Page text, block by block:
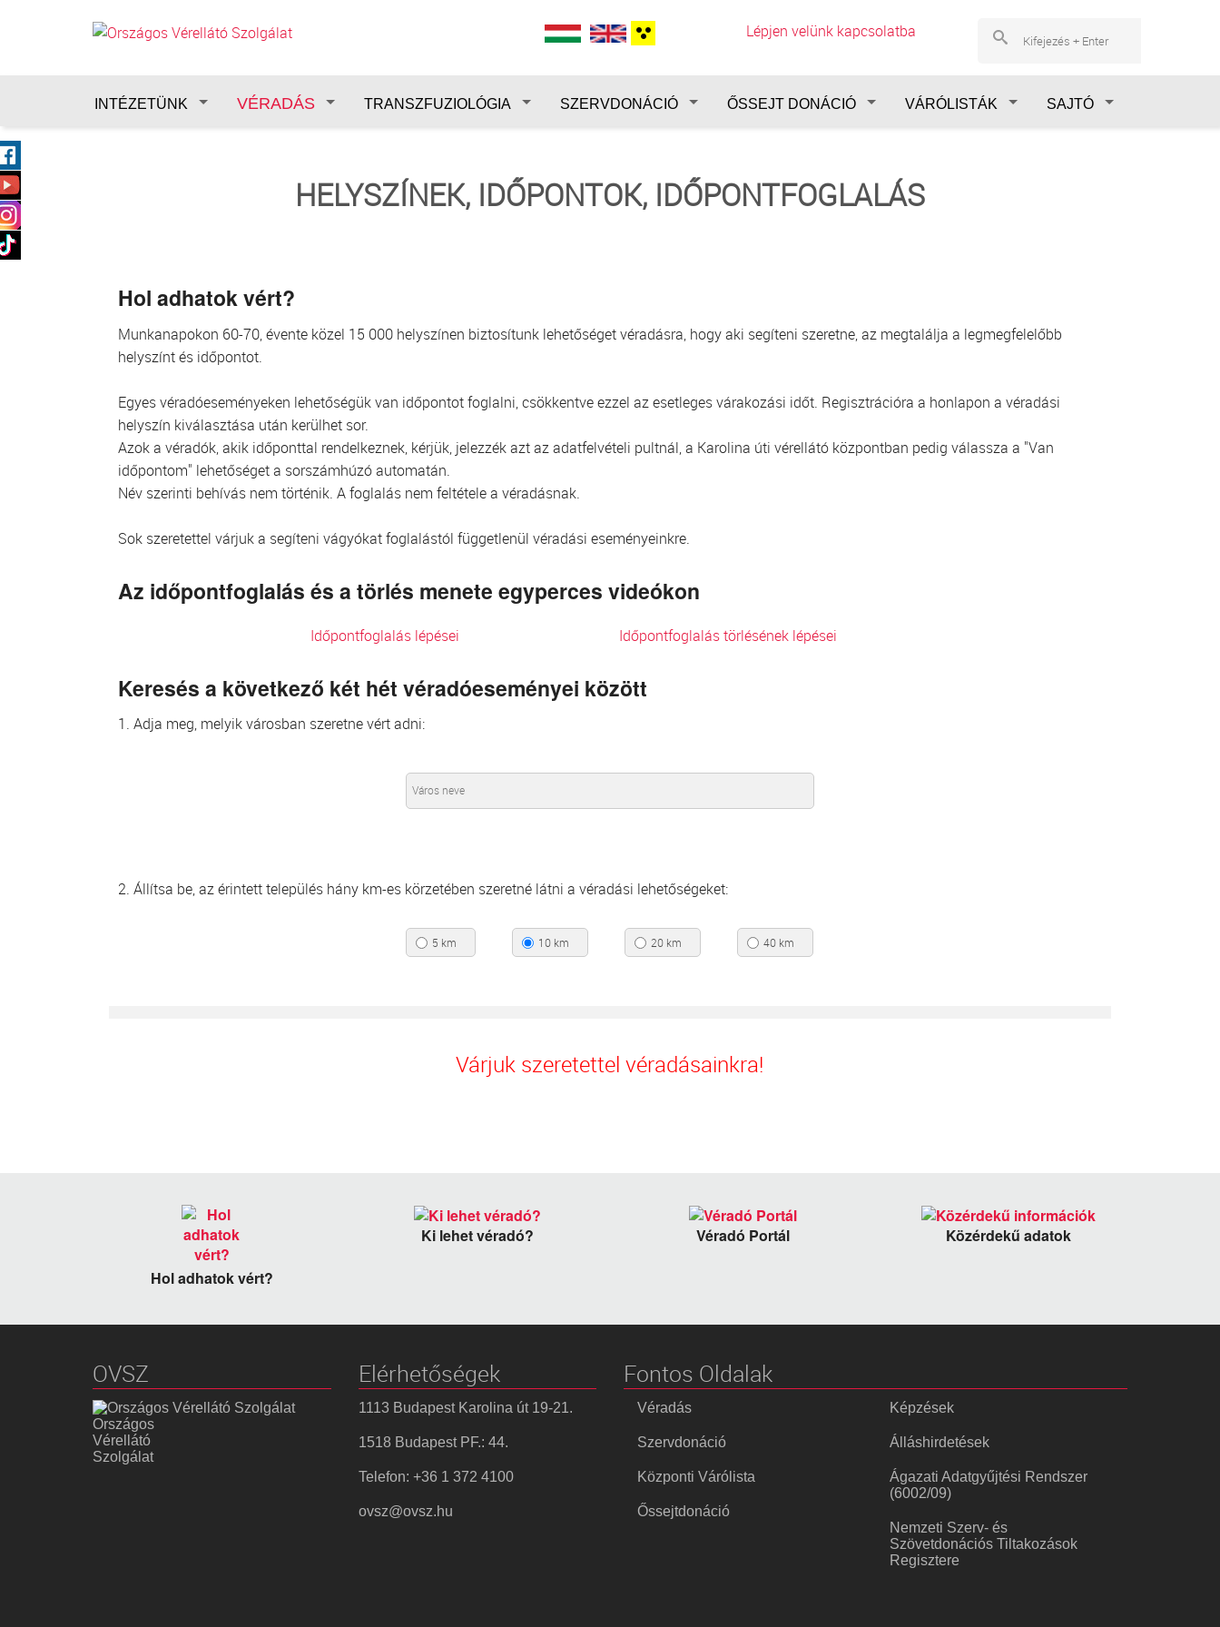
Lépjen velünk kapcsolatba
INTÉZETÜNK VÉRADÁS TRANSZFUZIOLÓGIA SZERVDONÁCIÓ ŐSSEJT DONÁCIÓ VÁRÓLISTÁK SAJTÓ
HELYSZÍNEK, IDŐPONTOK, IDŐPONTFOGLALÁS
Hol adhatok vért?
Munkanapokon 60-70, évente közel 15 000 helyszínen biztosítunk lehetőséget véradásra, hogy aki segíteni szeretne, az megtalálja a legmegfelelőbb
helyszínt és időpontot.
Egyes véradóeseményeken lehetőségük van időpontot foglalni, csökkentve ezzel az esetleges várakozási időt. Regisztrációra a honlapon a véradási
helyszín kiválasztása után kerülhet sor.
Azok a véradók, akik időponttal rendelkeznek, kérjük, jelezzék azt az adatfelvételi pultnál, a Karolina úti vérellátó központban pedig válassza a "Van
időpontom" lehetőséget a sorszámhúzó automatán.
Név szerinti behívás nem történik. A foglalás nem feltétele a véradásnak.
Sok szeretettel várjuk a segíteni vágyókat foglalástól függetlenül véradási eseményeinkre.
Az időpontfoglalás és a törlés menete egyperces videókon
Időpontfoglalás lépései Időpontfoglalás törlésének lépései
Keresés a következő két hét véradóeseményei között
1. Adja meg, melyik városban szeretne vért adni:
2. Állítsa be, az érintett település hány km-es körzetében szeretné látni a véradási lehetőségeket:
5 km 10 km 20 km 40 km
Várjuk szeretettel véradásainkra!
Hol adhatok vért?
Ki lehet véradó? Véradó Portál Közérdekű adatok
OVSZ
Országos
Vérellátó
Szolgálat
Elérhetőségek
1113 Budapest Karolina út 19-21.
1518 Budapest PF.: 44.
Telefon: +36 1 372 4100
ovsz@ovsz.hu
Fontos Oldalak
Véradás
Szervdonáció
Központi Várólista
Őssejtdonáció
Képzések
Álláshirdetések
Ágazati Adatgyűjtési Rendszer
(6002/09)
Nemzeti Szerv- és
Szövetdonációs Tiltakozások
Regisztere